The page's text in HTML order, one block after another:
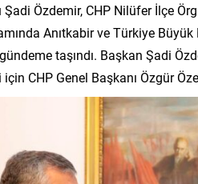
Şadi Özdemir, CHP Nilüfer İlçe
Anıtkabir ve Türkiye
taşındı. Başkan Şadi
CHP Genel Başkanı Özgür